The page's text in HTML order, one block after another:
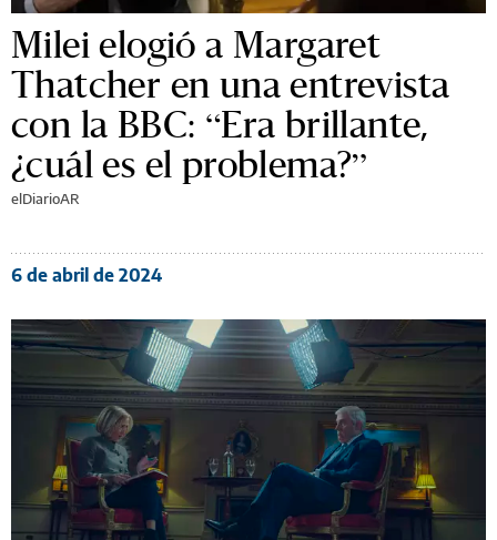
Milei elogió a Margaret
Thatcher en una entrevista
con la BBC: “Era brillante,
¿cuál es el problema?”
elDiarioAR
6 de abril de 2024